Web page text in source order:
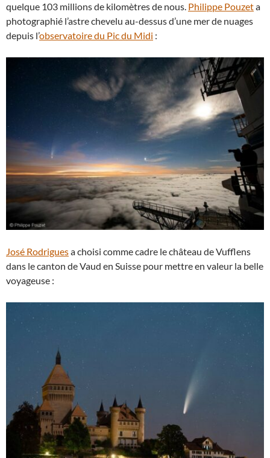
quelque 103 millions de kilomètres de nous. Philippe Pouzeta
photographié l’astre chevelu au-dessus d’une mer de nuages
depuis l’observatoire du Pic du Midi :
José Rodriguesa choisi comme cadre le château de Vufflens
dans le canton de Vaud en Suisse pour mettre en valeur la belle
voyageuse :